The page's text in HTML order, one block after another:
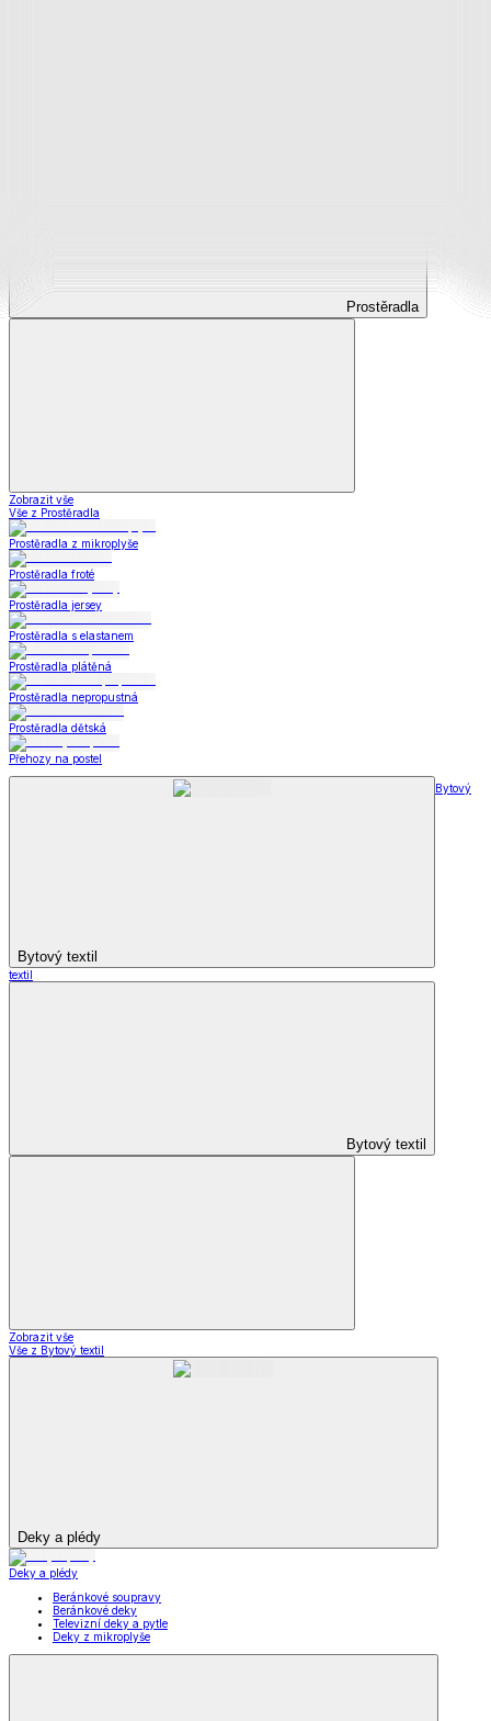
Prostěradla
Zobrazit vše
Vše z Prostěradla
Prostěradla z mikroplyše
Prostěradla froté
Prostěradla jersey
Prostěradla s elastanem
Prostěradla plátěná
Prostěradla nepropustná
Prostěradla dětská
Přehozy na postel
Bytový textil
Bytový
textil
Bytový textil
Zobrazit vše
Vše z Bytový textil
Deky a plédy
Deky a plédy
Beránkové soupravy
Beránkové deky
Televizní deky a pytle
Deky z mikroplyše